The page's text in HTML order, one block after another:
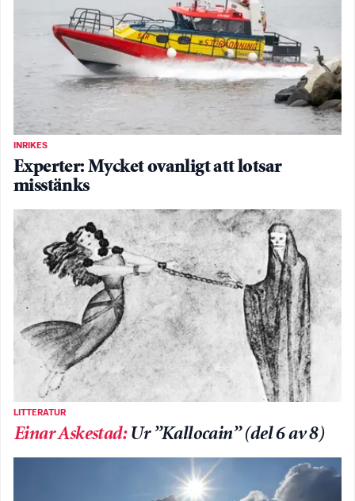
INRIKES
Experter: Mycket ovanligt att lotsar
misstänks
LITTERATUR
Einar Askestad: Ur ”Kallocain” (del 6 av 8)